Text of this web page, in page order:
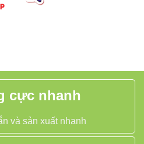
cực nhanh
và sản xuất nhanh